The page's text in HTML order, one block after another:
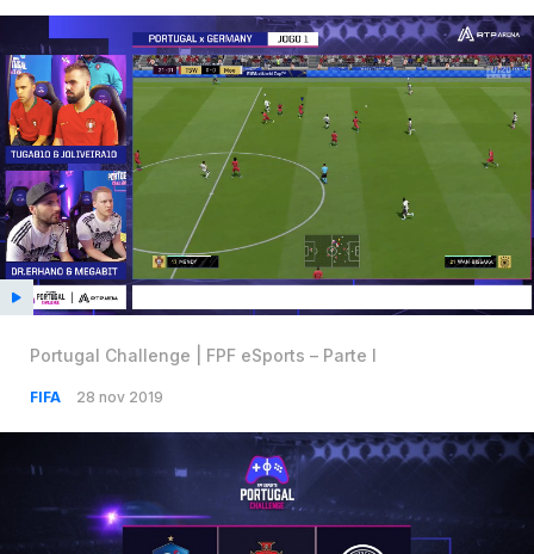
Portugal Challenge | FPF eSports – Parte I
FIFA 28 nov 2019